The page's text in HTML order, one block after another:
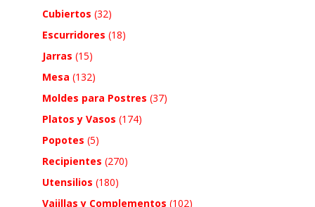
Cubiertos (32)
Escurridores (18)
Jarras (15)
Mesa (132)
Moldes para Postres (37)
Platos y Vasos (174)
Popotes (5)
Recipientes (270)
Utensilios (180)
Vajillas y Complementos (102)